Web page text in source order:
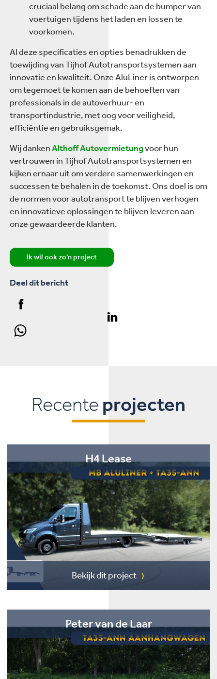
cruciaal belang om schade aan de bumper van
voertuigen tijdens het laden en lossen te
voorkomen.
Al deze specificaties en opties benadrukken de
toewijding van Tijhof Autotransportsystemen aan
innovatie en kwaliteit. Onze AluLiner is ontworpen
om tegemoet te komen aan de behoeften van
professionals in de autoverhuur- en
transportindustrie, met oog voor veiligheid,
efficiëntie en gebruiksgemak.
Wij dankenAlthoff Autovermietungvoor hun
vertrouwen in Tijhof Autotransportsystemen en
kijken ernaar uit om verdere samenwerkingen en
successen te behalen in de toekomst. Ons doel is om
de normen voor autotransport te blijven verhogen
en innovatieve oplossingen te blijven leveren aan
onze gewaardeerde klanten.
Ik wil ook zo'n project
Deel dit bericht
Recente projecten
H4 Lease
Bekijk dit project
Peter van de Laar